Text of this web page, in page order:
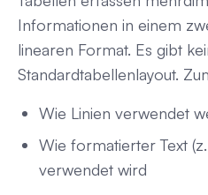
Informationen in einem
linearen Format. Es gibt
Standardtabellenlayout.
Wie Linien verwendet
Wie formatierter Text
verwendet wird